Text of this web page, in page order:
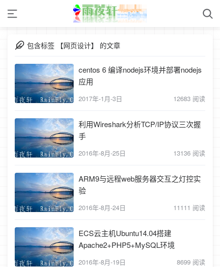
包含标签 【网页设计】 的文章
centos 6 编译nodejs环境并部署nodejs
应用
2017年-1月-3日 12683 阅读
利用Wireshark分析TCP/IP协议三次握
手
2016年-8月-25日 13136 阅读
ARM9与远程web服务器交互之灯控实
验
2016年-8月-24日 11111 阅读
ECS云主机Ubuntu14.04搭建
Apache2+PHP5+MySQL环境
2016年-8月-19日 8699 阅读